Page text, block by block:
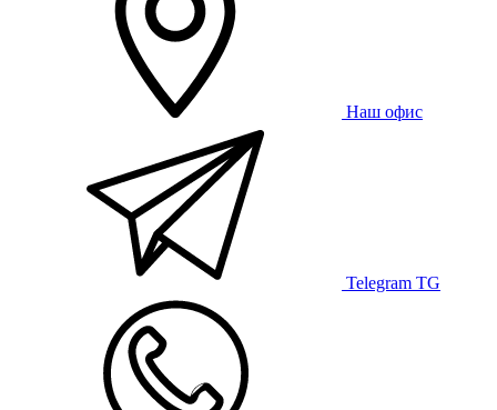
Наш офис
Telegram TG